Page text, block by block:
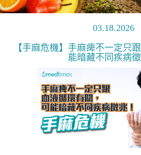
03.18.2026
【手麻危機】手麻痺不一定只
能暗藏不同疾病徵